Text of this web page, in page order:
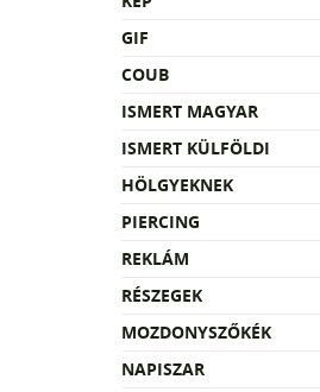
GIF
COUB
ISMERT MAGYAR
ISMERT KÜLFÖLDI
HÖLGYEKNEK
PIERCING
REKLÁM
RÉSZEGEK
MOZDONYSZŐKÉK
NAPISZAR